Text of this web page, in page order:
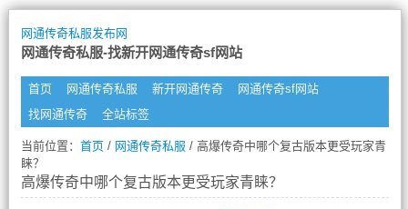
网通传奇私服发布网
网通传奇私服-找新开网通传奇sf网站
首页 网通传奇私服 新开网通传奇
网通传奇sf网站
找网通传奇
全站标签
当前位置： 首页/ 网通传奇私服 / 高爆传奇中哪个复古版本更受玩家青
睐？
高爆传奇中哪个复古版本更受玩家青睐？